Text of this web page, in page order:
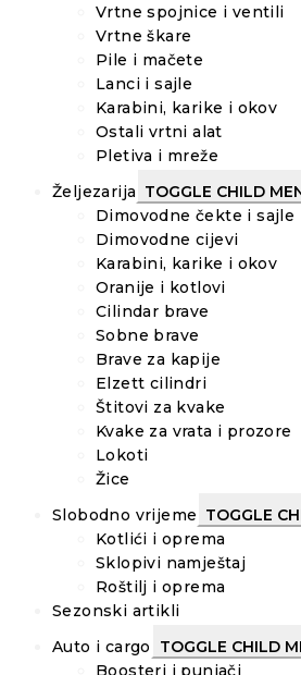
Vrtne spojnice i ventili
Vrtne škare
Pile i mačete
Lanci i sajle
Karabini, karike i okov
Ostali vrtni alat
Pletiva i mreže
Željezarija TOGGLE CHILD
Dimovodne čekte i sajle
Dimovodne cijevi
Karabini, karike i okov
Oranije i kotlovi
Cilindar brave
Sobne brave
Brave za kapije
Elzett cilindri
Štitovi za kvake
Kvake za vrata i prozore
Lokoti
Žice
Slobodno vrijeme TOGGLE
Kotlići i oprema
Sklopivi namještaj
Roštilj i oprema
Sezonski artikli
Auto i cargo
TOGGLE CHILD
Boosteri i punjači